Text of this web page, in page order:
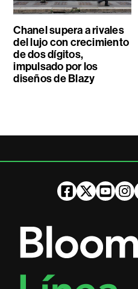
Chanel supera a rivales
del lujo con crecimiento
de dos dígitos,
impulsado por los
diseños de Blazy